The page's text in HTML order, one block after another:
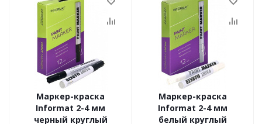
Маркер-краска
Informat 2-4 мм
черный круглый
Маркер-краска
Informat 2-4 мм
белый круглый